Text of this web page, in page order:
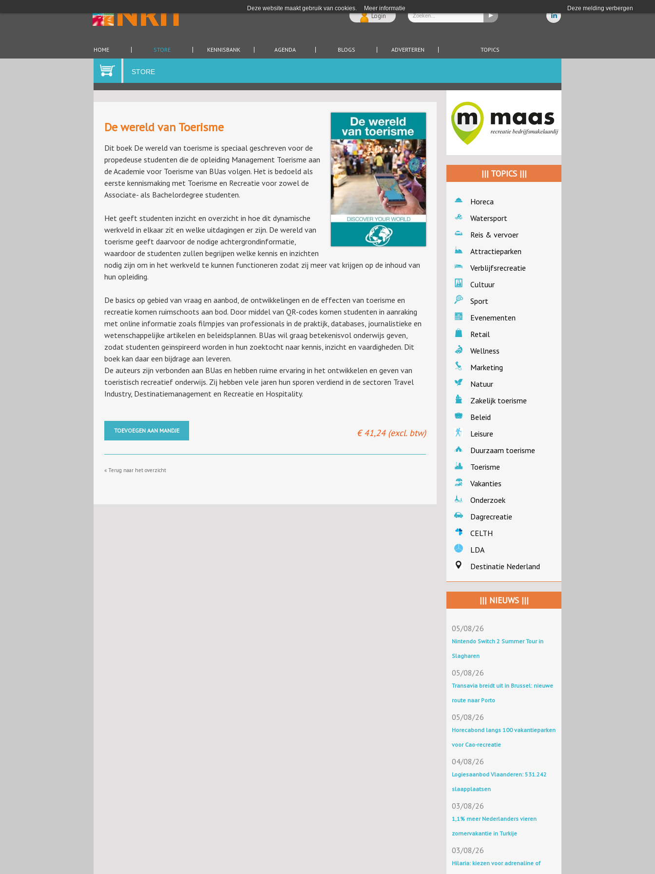
Deze website maakt gebruik van cookies. Meer informatie Deze melding verbergen
Login
HOME STORE KENNISBANK AGENDA BLOGS ADVERTEREN TOPICS
STORE
De wereld van Toerisme
Dit boek De wereld van toerisme is speciaal geschreven voor de
propedeuse studenten die de opleiding Management Toerisme aan
de Academie voor Toerisme van BUas volgen. Het is bedoeld als
eerste kennismaking met Toerisme en Recreatie voor zowel de
Associate- als Bachelordegree studenten.
Het geeft studenten inzicht en overzicht in hoe dit dynamische
werkveld in elkaar zit en welke uitdagingen er zijn. De wereld van
toerisme geeft daarvoor de nodige achtergrondinformatie,
waardoor de studenten zullen begrijpen welke kennis en inzichten
nodig zijn om in het werkveld te kunnen functioneren zodat zij meer vat krijgen op de inhoud van
hun opleiding.
De basics op gebied van vraag en aanbod, de ontwikkelingen en de effecten van toerisme en
recreatie komen ruimschoots aan bod. Door middel van QR-codes komen studenten in aanraking
met online informatie zoals filmpjes van professionals in de praktijk, databases, journalistieke en
wetenschappelijke artikelen en beleidsplannen. BUas wil graag betekenisvol onderwijs geven,
zodat studenten geïnspireerd worden in hun zoektocht naar kennis, inzicht en vaardigheden. Dit
boek kan daar een bijdrage aan leveren.
De auteurs zijn verbonden aan BUas en hebben ruime ervaring in het ontwikkelen en geven van
toeristisch recreatief onderwijs. Zij hebben vele jaren hun sporen verdiend in de sectoren Travel
Industry, Destinatiemanagement en Recreatie en Hospitality.
€41,24(excl. btw)
TOEVOEGEN AAN MANDJE
« Terug naar het overzicht
||| TOPICS |||
Horeca
Watersport
Reis & vervoer
Attractieparken
Verblijfsrecreatie
Cultuur
Sport
Evenementen
Retail
Wellness
Marketing
Natuur
Zakelijk toerisme
Beleid
Leisure
Duurzaam toerisme
Toerisme
Vakanties
Onderzoek
Dagrecreatie
CELTH
LDA
Destinatie Nederland
||| NIEUWS |||
05/08/26
Nintendo Switch 2 Summer Tour in
Slagharen
05/08/26
Transavia breidt uit in Brussel: nieuwe
route naar Porto
05/08/26
Horecabond langs 100 vakantieparken
voor Cao-recreatie
04/08/26
Logiesaanbod Vlaanderen: 531.242
slaapplaatsen
03/08/26
1,1% meer Nederlanders vieren
zomervakantie in Turkije
03/08/26
Hilaria: kiezen voor adrenaline of